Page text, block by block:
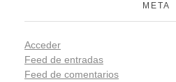
META
Acceder
Feed de entradas
Feed de comentarios